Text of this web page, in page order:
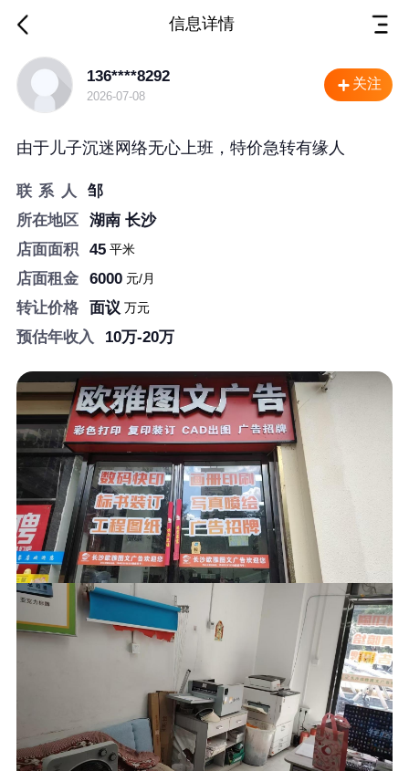
信息详情
湖南 长沙 店面转让
捡漏长沙十年老店急转
店面面积 45
店面租金 6000
转让价格 面议
预估年收入 10万-20万
洋溪信息港┃文印小镇┃
洋溪人才网┃快印人才网
洋溪信息港┃文印小镇┃洋溪人才网┃快印人
才网┃—【官网】
136****8292
2026-07-08
关注
由于儿子沉迷网络无心上班，特价急转有缘人
联 系 人
邹
所在地区
湖南 长沙
店面面积
45平米
店面租金 6000元/月
转让价格 面议 万元
预估年收入 10万-20万